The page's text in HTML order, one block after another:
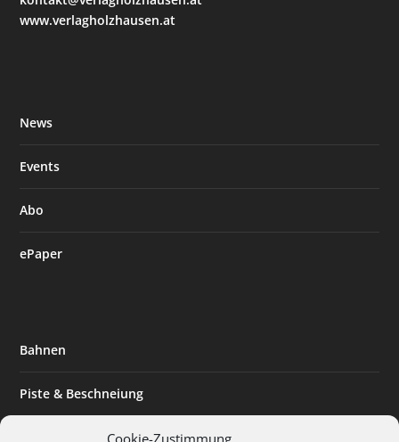
www.verlagholzhausen.at
News
Events
Abo
ePaper
Bahnen
Piste & Beschneiung